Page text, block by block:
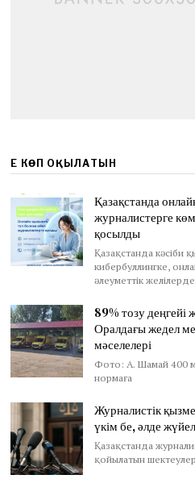
ЕҢ КӨП ОҚЫЛАТЫН
Қазақстанда
журналистерге
қосылды
Қазақстанда кәсіби
кибербуллингке,
әлеуметтік
89% тозу
Оралдағы жедел
мәселелері
Фото: А. Шамай 400
нормаға
Журналистік
үкім бе, әлде
Қазақстанда
қойылатын